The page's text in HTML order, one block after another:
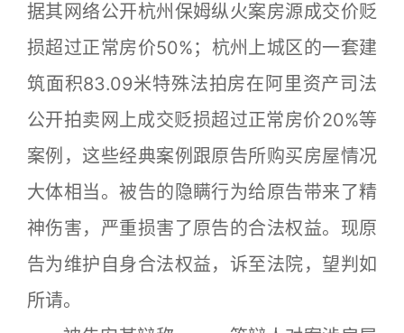
据其网络公开杭州保姆纵火案房源成交价贬
损超过正常房价50%；杭州上城区的一套建
筑面积83.09米特殊法拍房在阿里资产司法
公开拍卖网上成交贬损超过正常房价20%等
案例，这些经典案例跟原告所购买房屋情况
大体相当。被告的隐瞒行为给原告带来了精
神伤害，严重损害了原告的合法权益。现原
告为维护自身合法权益，诉至法院，望判如
所请。